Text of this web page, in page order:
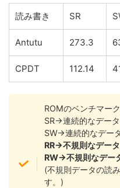
読み書き SR
Antutu 273.3
CPDT 112.14
ROMのベンチマーク
SR→連続的なデー
SW→連続的なデー
RR→不規則なデー
RW→不規則なデー
(不規則データの読
す。)